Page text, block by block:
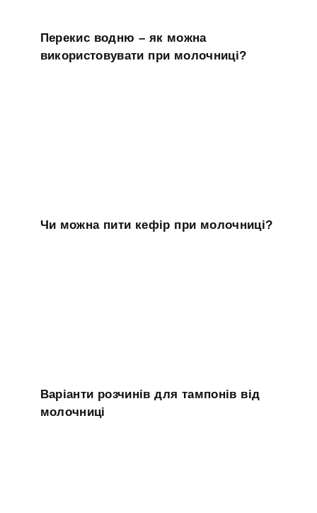
Перекис водню – як можна
використовувати при молочниці?
Чи можна пити кефір при молочниці?
Варіанти розчинів для тампонів від
молочниці